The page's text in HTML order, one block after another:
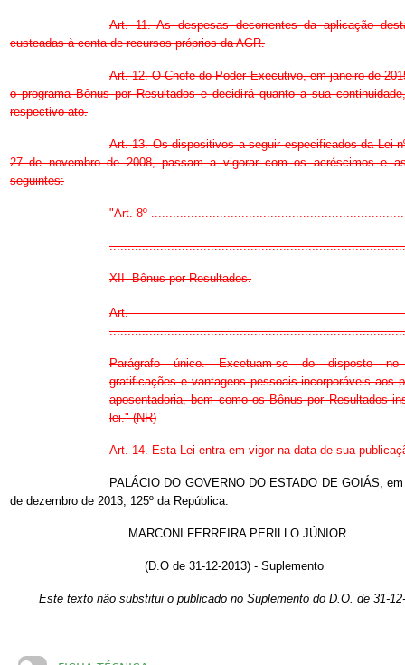
Art. 11. As despesas decorrentes da aplicação
custeadas à conta de recursos próprios da AGR.
Art. 12. O Chefe do Poder Executivo, em janeiro de
o programa Bônus por Resultados e decidirá quanto a sua
respectivo ato.
Art. 13. Os dispositivos a seguir especificados da Lei
27 de novembro de 2008, passam a vigorar com os acréscimos e
seguintes:
"Art. 8º
XII  Bônus por Resultados.
Art.
Parágrafo único. Excetuam-se do disposto
gratificações e vantagens pessoais incorporáveis aos
aposentadoria, bem como os Bônus por Resultados
lei." (NR)
Art. 14. Esta Lei entra em vigor na data de sua
PALÁCIO DO GOVERNO DO ESTADO DE GOIÁS,
de dezembro de 2013, 125º da República.
MARCONI FERREIRA PERILLO JÚNIOR
(D.O de 31-12-2013) - Suplemento
Este texto não substitui o publicado no Suplemento do D.O. de 31-